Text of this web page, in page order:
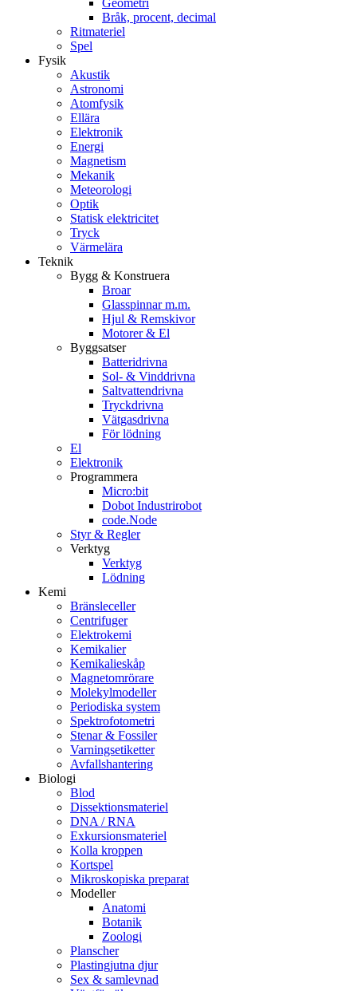
Geometri
Bråk, procent, decimal
Ritmateriel
Spel
Fysik
Akustik
Astronomi
Atomfysik
Ellära
Elektronik
Energi
Magnetism
Mekanik
Meteorologi
Optik
Statisk elektricitet
Tryck
Värmelära
Teknik
Bygg & Konstruera
Broar
Glasspinnar m.m.
Hjul & Remskivor
Motorer & El
Byggsatser
Batteridrivna
Sol- & Vinddrivna
Saltvattendrivna
Tryckdrivna
Vätgasdrivna
För lödning
El
Elektronik
Programmera
Micro:bit
Dobot Industrirobot
code.Node
Styr & Regler
Verktyg
Verktyg
Lödning
Kemi
Bränsleceller
Centrifuger
Elektrokemi
Kemikalier
Kemikalieskåp
Magnetomrörare
Molekylmodeller
Periodiska system
Spektrofotometri
Stenar & Fossiler
Varningsetiketter
Avfallshantering
Biologi
Blod
Dissektionsmateriel
DNA / RNA
Exkursionsmateriel
Kolla kroppen
Kortspel
Mikroskopiska preparat
Modeller
Anatomi
Botanik
Zoologi
Planscher
Plastingjutna djur
Sex & samlevnad